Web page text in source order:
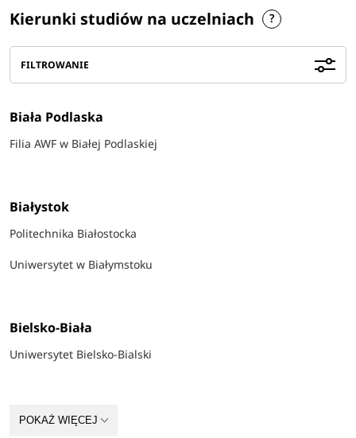
Kierunki studiów na uczelniach
FILTROWANIE
Biała Podlaska
Filia AWF w Białej Podlaskiej
Białystok
Politechnika Białostocka
Uniwersytet w Białymstoku
Bielsko-Biała
Uniwersytet Bielsko-Bialski
Bydgoszcz
POKAŻ WIĘCEJ